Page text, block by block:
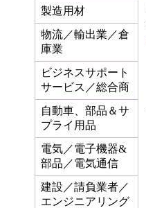
製造用材
物流／輸出業／倉
庫業
ビジネスサポート
サービス／総合商
自動車、部品＆サ
プライ用品
電気／電子機器&
部品／電気通信
建設／請負業者／
エンジニアリング